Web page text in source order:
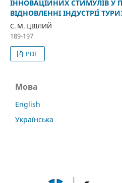
ІННОВАЦІЙНИХ СТИМУЛІВ У
ВІДНОВЛЕННІ ІНДУСТРІЇ
С. М. ЦВІЛИЙ
189-197
PDF
Мова
English
Українська